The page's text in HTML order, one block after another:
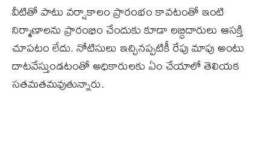
వీటితో పాటు వర్షాకాలం ప్రారంభం కావటంతో ఇంటి
నిర్మాణాలను ప్రారంభిం చేందుకు కూడా లబ్ధిదారులు ఆసక్తి
చూపటం లేదు. నోటిసులు ఇచ్చినప్పటికీ రేపు మాపు అంటు
దాటవేస్తుండటంతో అధికారులకు ఏం చేయాలో తెలియక
సతమతమవుతున్నారు.